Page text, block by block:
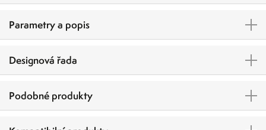
Parametry a popis
Designová řada
Podobné produkty